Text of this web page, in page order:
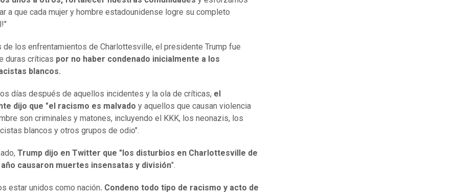
a que cada mujer y hombre estadounidense logre su completo
de los enfrentamientos de Charlottesville, el presidente Trump fue
duras críticas por no haber condenado inicialmente a los
blancos.
días después de aquellos incidentes y la ola de críticas, el
dijo que "el racismo es malvado y aquellos que causan violencia
son criminales y matones, incluyendo el KKK, los neonazis, los
blancos y otros grupos de odio".
Trump dijo en Twitter que "los disturbios en Charlottesville de
causaron muertes insensatas y división".
estar unidos como nación. Condeno todo tipo de racismo y acto de